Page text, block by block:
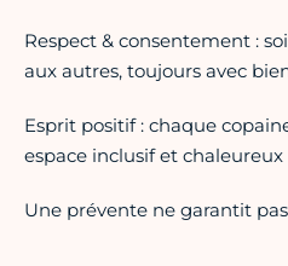
Respect & consentement :
aux autres, toujours avec
Esprit positif : chaque
espace inclusif et chaleureux
Une prévente ne garantit